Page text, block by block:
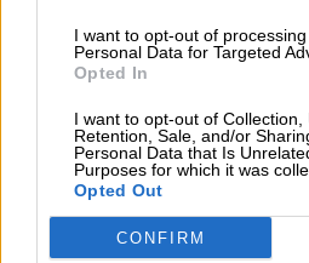
I want to opt-out of
Personal Data for Targeted
Opted In
I want to opt-out of Collection,
Retention, Sale, and/or
Personal Data that Is
Purposes for which it was
Opted Out
CONFIRM
NOTICIAS
LABERINTO ESPAÑOL | LABERINTO